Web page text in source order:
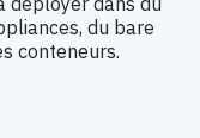
du bare
conteneurs.